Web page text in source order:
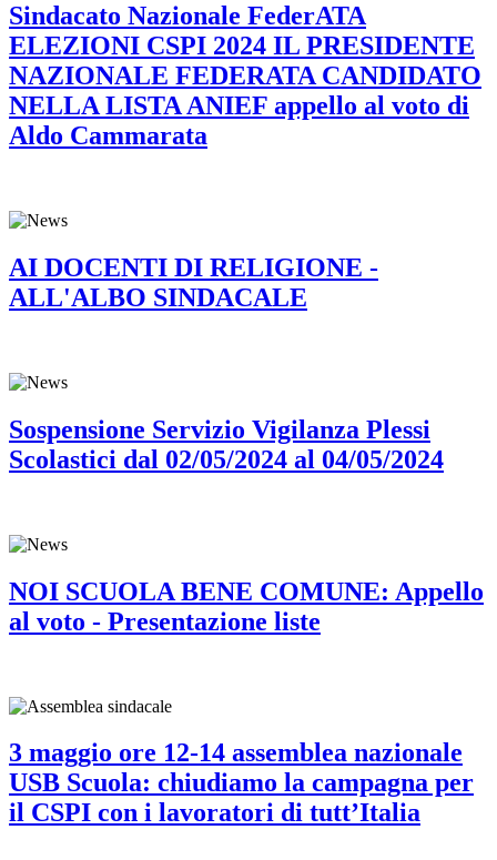
Sindacato Nazionale FederATA
ELEZIONI CSPI 2024 IL PRESIDENTE
NAZIONALE FEDERATA CANDIDATO
NELLA LISTA ANIEF appello al voto di
Aldo Cammarata
AI DOCENTI DI RELIGIONE -
ALL'ALBO SINDACALE
Sospensione Servizio Vigilanza Plessi
Scolastici dal 02/05/2024 al 04/05/2024
NOI SCUOLA BENE COMUNE: Appello
al voto - Presentazione liste
3 maggio ore 12-14 assemblea nazionale
USB Scuola: chiudiamo la campagna per
il CSPI con i lavoratori di tutt’Italia